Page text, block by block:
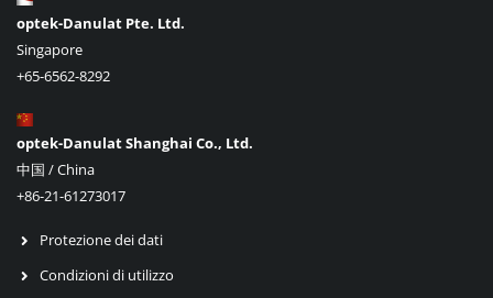
optek-Danulat Pte. Ltd.
Singapore
+65-6562-8292
optek-Danulat Shanghai Co., Ltd.
中国 / China
+86-21-61273017
Protezione dei dati
Condizioni di utilizzo